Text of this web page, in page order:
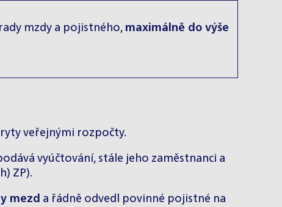
mzdy a pojistného, maximálně do výše
veřejnými rozpočty.
vyúčtování, stále jeho zaměstnanci a
ZP).
mezd a řádně odvedl povinné pojistné na